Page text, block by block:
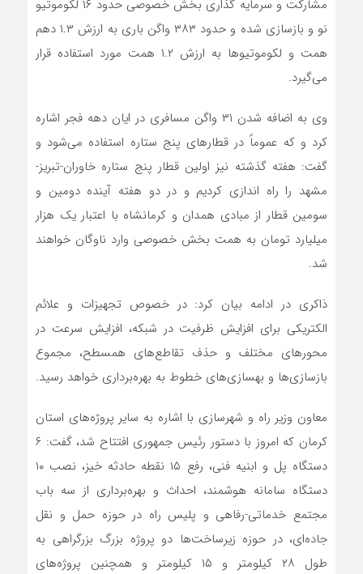
مشارکت و سرمایه گذاری بخش خصوصی حدود ۱۶ لکوموتیو
نو و بازسازی شده و حدود ۳۸۳ واگن باری به ارزش ۱.۳ دهم
همت و لکوموتیوها به ارزش ۱.۲ همت مورد استفاده قرار
می‌گیرد.
وی به اضافه شدن ۳۱ واگن مسافری در ایان دهه فجر اشاره
کرد و که عموماً در قطارهای پنج ستاره استفاده می‌شود و
گفت: هفته گذشته نیز اولین قطار پنج ستاره خاوران-تبریز-
مشهد را راه اندازی کردیم و در دو هفته آینده دومین و
سومین قطار از مبادی همدان و کرمانشاه با اعتبار یک هزار
میلیارد تومان به همت بخش خصوصی وارد ناوگان خواهند
شد.
ذاکری در ادامه بیان کرد: در خصوص تجهیزات و علائم
الکتریکی برای افزایش ظرفیت در شبکه، افزایش سرعت در
محورهای مختلف و حذف تقاطع‌های همسطح، مجموع
بازسازی‌ها و بهسازی‌های خطوط به بهره‌برداری خواهد رسید.
معاون وزیر راه و شهرسازی با اشاره به سایر پروژه‌های استان
کرمان که امروز با دستور رئیس جمهوری افتتاح شد، گفت: ۶
دستگاه پل و ابنیه فنی، رفع ۱۵ نقطه حادثه خیز، نصب ۱۰
دستگاه سامانه هوشمند، احداث و بهره‌برداری از سه باب
مجتمع خدماتی-رفاهی و پلیس راه در حوزه حمل و نقل
جاده‌ای، در حوزه زیرساخت‌ها دو پروژه بزرگ بزرگراهی به
طول ۲۸ کیلومتر و ۱۵ کیلومتر و همچنین پروژه‌های